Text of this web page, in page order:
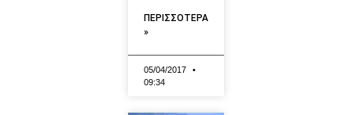
ΠΕΡΙΣΣΟΤΕΡΑ
»
05/04/2017
09:34